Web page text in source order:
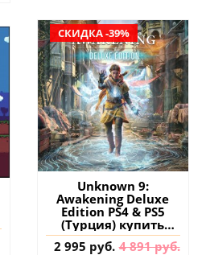
СКИДКА -39%
Unknown 9:
Awakening Deluxe
Edition PS4 & PS5
(Турция) купить
игру на аккаунт
2 995 руб. 4 891 руб.